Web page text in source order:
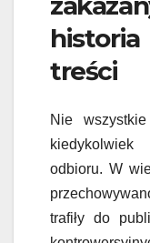
treści
Nie
kiedykolwiek
odbioru. W
trafiły do